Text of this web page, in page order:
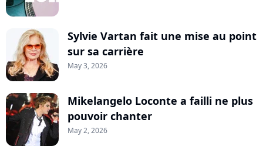
Sylvie Vartan fait une mise au point
sur sa carrière
May 3, 2026
Mikelangelo Loconte a failli ne plus
pouvoir chanter
May 2, 2026